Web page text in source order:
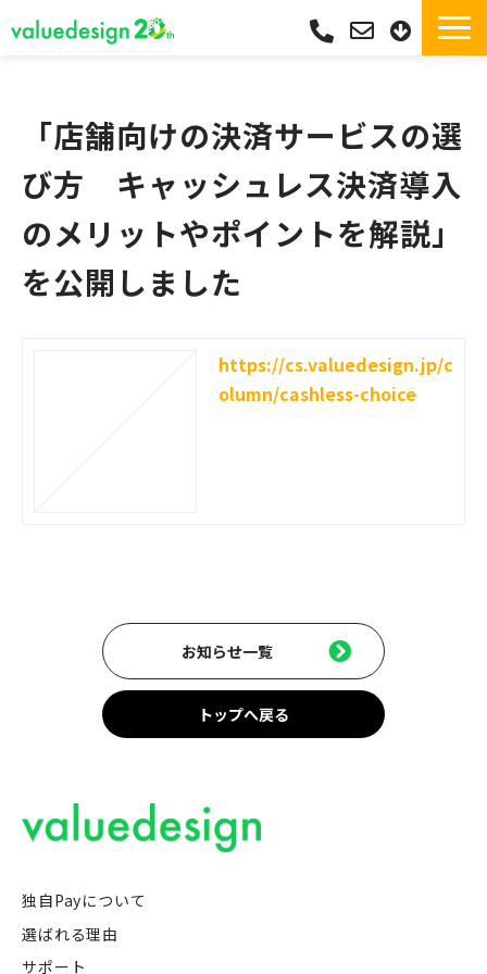
サポート
導入実績
導入フロー
活用シーン
「店舗向けの決済サービスの選
び方　キャッシュレス決済導入
のメリットやポイントを解説」
を公開しました
https://cs.valuedesign.jp/c
olumn/cashless-choice
お知らせ一覧
トップへ戻る
独自Payについて
選ばれる理由
サポート